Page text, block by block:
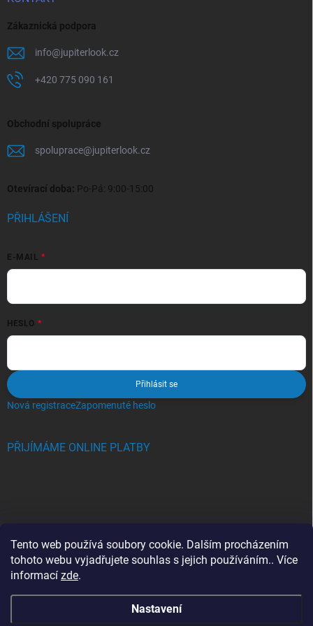
Tento web používá soubory cookie. Dalším procházením
tohoto webu vyjadřujete souhlas s jejich používáním.. Více
informací zde.
Nastavení
Zákaznická podpora
info@jupiterlook.cz
+420 775 090 161
Obchodní spolupráce
spoluprace@jupiterlook.cz
Otevírací doba: Po-Pá: 9:00-15:00
PŘIHLÁŠENÍ
E-MAIL
HESLO
Přihlásit se
Nová registraceZapomenuté heslo
PŘIJÍMÁME ONLINE PLATBY
BLOG
Crocs, proč se svět zamiloval do těchto bot a proč je MUSÍTE mít
také?